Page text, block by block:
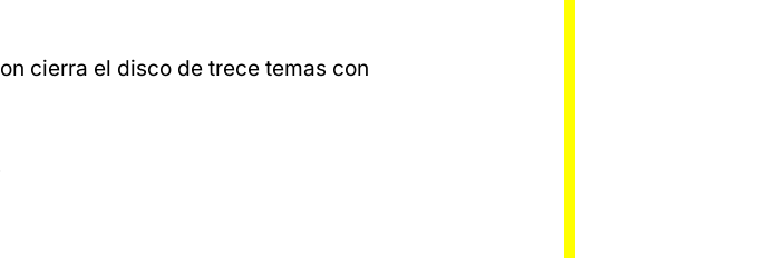
cierra el disco de trece temas con